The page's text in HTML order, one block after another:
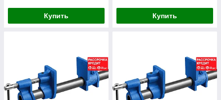
Купить Купить